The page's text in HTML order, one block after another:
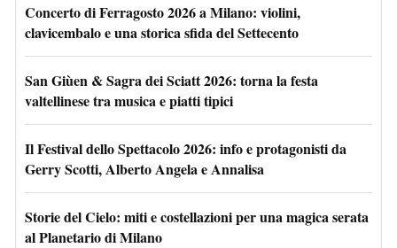
Concerto di Ferragosto 2026 a Milano: violini,
clavicembalo e una storica sfida del Settecento
San Giùen & Sagra dei Sciatt 2026: torna la festa
valtellinese tra musica e piatti tipici
Il Festival dello Spettacolo 2026: info e protagonisti da
Gerry Scotti, Alberto Angela e Annalisa
Storie del Cielo: miti e costellazioni per una magica serata
al Planetario di Milano